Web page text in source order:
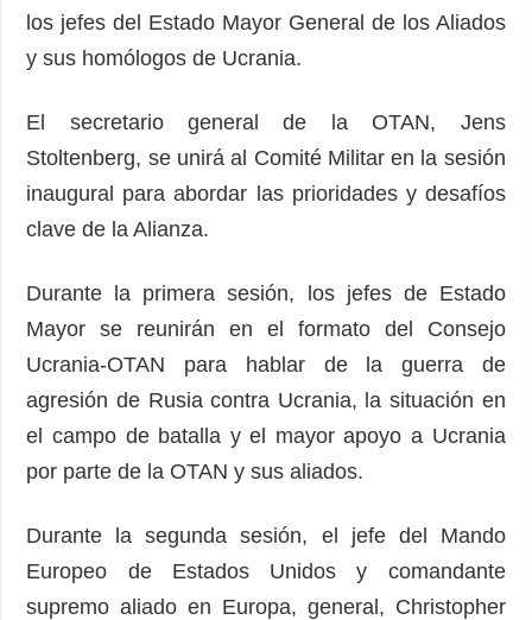
los jefes del Estado Mayor General de los Aliados
y sus homólogos de Ucrania.
El secretario general de la OTAN, Jens
Stoltenberg, se unirá al Comité Militar en la sesión
inaugural para abordar las prioridades y desafíos
clave de la Alianza.
Durante la primera sesión, los jefes de Estado
Mayor se reunirán en el formato del Consejo
Ucrania-OTAN para hablar de la guerra de
agresión de Rusia contra Ucrania, la situación en
el campo de batalla y el mayor apoyo a Ucrania
por parte de la OTAN y sus aliados.
Durante la segunda sesión, el jefe del Mando
Europeo de Estados Unidos y comandante
supremo aliado en Europa, general, Christopher